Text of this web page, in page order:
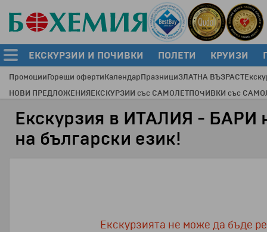
ЕКСКУРЗИИ И ПОЧИВКИ ПОЛЕТИ КРУИЗИ
ПромоцииГорещи офертиКалендарПразнициЗЛАТНА ВЪЗРАСТ
НОВИ ПРЕДЛОЖЕНИЯЕКСКУРЗИИ със САМОЛЕТПОЧИВКИ със
Екскурзия в ИТАЛИЯ - БАРИ
на български език!
Екскурзията не може да бъде